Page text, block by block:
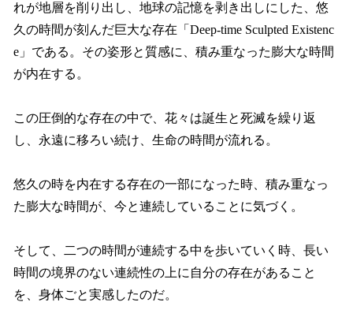
れが地層を削り出し、地球の記憶を剥き出しにした、悠
久の時間が刻んだ巨大な存在「Deep-time Sculpted Existenc
e」である。その姿形と質感に、積み重なった膨大な時間
が内在する。
この圧倒的な存在の中で、花々は誕生と死滅を繰り返
し、永遠に移ろい続け、生命の時間が流れる。
悠久の時を内在する存在の一部になった時、積み重なっ
た膨大な時間が、今と連続していることに気づく。
そして、二つの時間が連続する中を歩いていく時、長い
時間の境界のない連続性の上に自分の存在があること
を、身体ごと実感したのだ。